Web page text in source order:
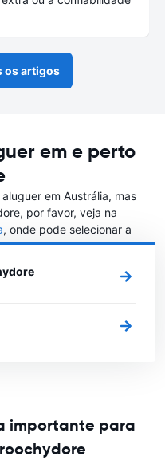
os artigos
em e perto
em Austrália, mas
por favor, veja na
, onde pode selecionar a
de alugar um carro
importante para